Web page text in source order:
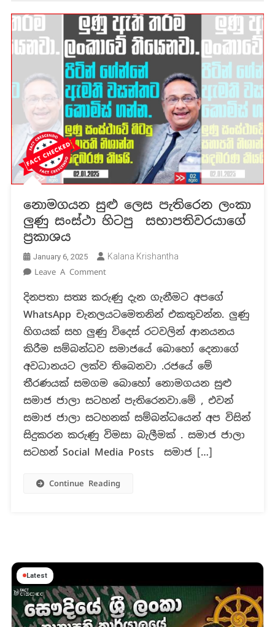
නොමගයන සුළු ලෙස පැතිරෙන ලංකා
ලුණු සංස්ථා හිටපු සභාපතිවරයාගේ
ප්‍රකාශය
January 6, 2025 Kalana Krishantha
Leave A CommentOn
සුළු
ලෙස
පැතිරෙන
ලංකා
ලුණු
සංස්ථා
හිටපු
සභාපතිවරයාගේ
ප්‍රකාශය
දිනපතා සත්‍ය කරුණු දැන ගැනීමට අපගේ
WhatsApp චැනලයටමෙතනින් එකතුවන්න. ලුණු
හිගයක් සහ ලුණු විදෙස් රටවලින් ආනයනය
කිරීම සම්බන්ධව සමාජයේ බොහෝ දෙනාගේ
අවධානයට ලක්ව තිබෙනවා .රජයේ මේ
තීරණයක් සමගම බොහෝ නොමගයන සුළු
සමාජ ජාලා සටහන් පැතිරෙනවා.මේ , එවන්
සමාජ ජාලා සටහනක් සම්බන්ධයෙන් අප විසින්
සිදුකරන කරුණු විමසා බැලීමක් . සමාජ ජාලා
සටහන් Social Media Posts සමාජ […]
Continue Reading
Latest